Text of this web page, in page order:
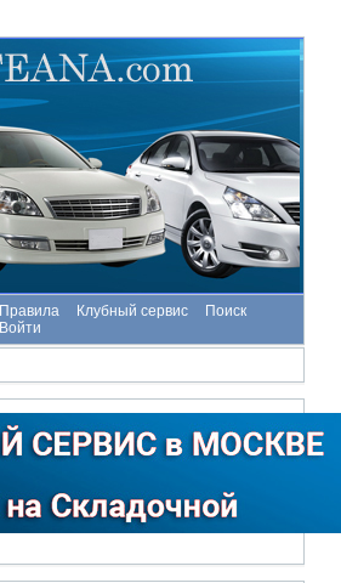
Правила Клубный сервис
Поиск
Войти